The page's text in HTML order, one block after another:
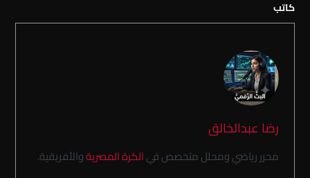
كاتب
رضا عبدالخالق
محرر رياضي ومحلل متخصص فيالكرة المصريةوالأفريقية.